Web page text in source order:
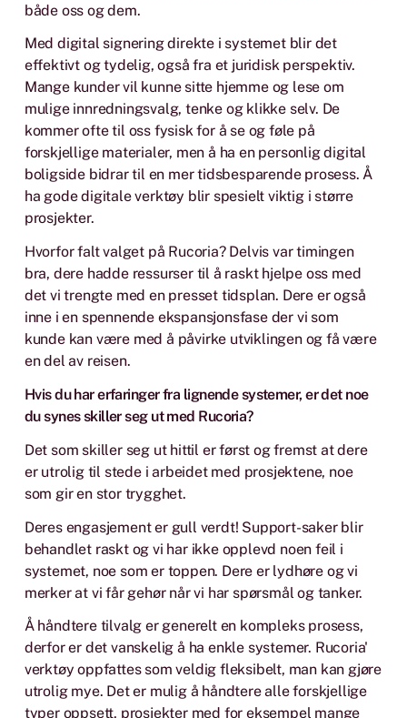
både oss og dem.
Med digital signering direkte i systemet blir det
effektivt og tydelig, også fra et juridisk perspektiv.
Mange kunder vil kunne sitte hjemme og lese om
mulige innredningsvalg, tenke og klikke selv. De
kommer ofte til oss fysisk for å se og føle på
forskjellige materialer, men å ha en personlig digital
boligside bidrar til en mer tidsbesparende prosess. Å
ha gode digitale verktøy blir spesielt viktig i større
prosjekter.
Hvorfor falt valget på Rucoria? Delvis var timingen
bra, dere hadde ressurser til å raskt hjelpe oss med
det vi trengte med en presset tidsplan. Dere er også
inne i en spennende ekspansjonsfase der vi som
kunde kan være med å påvirke utviklingen og få være
en del av reisen.
Hvis du har erfaringer fra lignende systemer, er det noe
du synes skiller seg ut med Rucoria?
Det som skiller seg ut hittil er først og fremst at dere
er utrolig til stede i arbeidet med prosjektene, noe
som gir en stor trygghet.
Deres engasjement er gull verdt! Support-saker blir
behandlet raskt og vi har ikke opplevd noen feil i
systemet, noe som er toppen. Dere er lydhøre og vi
merker at vi får gehør når vi har spørsmål og tanker.
Å håndtere tilvalg er generelt en kompleks prosess,
derfor er det vanskelig å ha enkle systemer. Rucoria'
verktøy oppfattes som veldig fleksibelt, man kan gjøre
utrolig mye. Det er mulig å håndtere alle forskjellige
typer oppsett, prosjekter med for eksempel mange